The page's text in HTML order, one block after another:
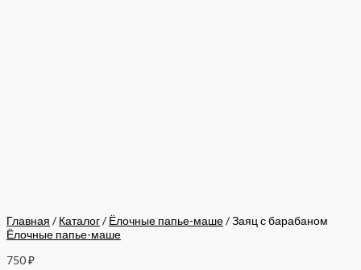
Главная / Каталог/ Ёлочные папье-маше/ Заяц с барабаном
Ёлочные папье-маше
750₽